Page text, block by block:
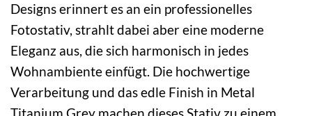
Designs erinnert es an ein professionelles
Fotostativ, strahlt dabei aber eine moderne
Eleganz aus, die sich harmonisch in jedes
Wohnambiente einfügt. Die hochwertige
Verarbeitung und das edle Finish in Metal